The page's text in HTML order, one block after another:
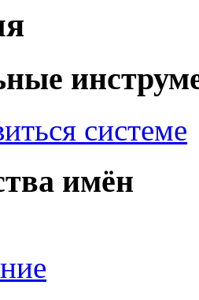
системе
имён